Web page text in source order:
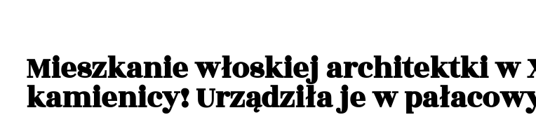
Mieszkanie włoskiej architektki w
kamienicy! Urządziła je w